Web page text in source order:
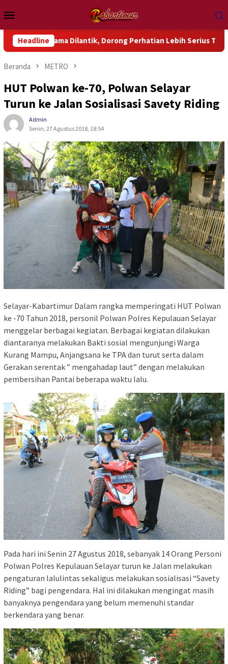
ke
kontenMobile
Headline
Dilantik, Dorong Perhatian Lebih Serius Terhadap Isu Aktual
Beranda METRO
HUT Polwan ke-70, Polwan Selayar
Turun ke Jalan Sosialisasi Savety Riding
Admin
Senin, 27 Agustus 2018, 18:54
Selayar-Kabartimur Dalam rangka memperingati HUT Polwan
ke -70 Tahun 2018, personil Polwan Polres Kepulauan Selayar
menggelar berbagai kegiatan. Berbagai kegiatan dilakukan
diantaranya melakukan Bakti sosial mengunjungi Warga
Kurang Mampu, Anjangsana ke TPA dan turut serta dalam
Gerakan serentak ” mengahadap laut” dengan melakukan
pembersihan Pantai beberapa waktu lalu.
Pada hari ini Senin 27 Agustus 2018, sebanyak 14 Orang Personi
Polwan Polres Kepulauan Selayar turun ke Jalan melakukan
pengaturan lalulintas sekaligus melakukan sosialisasi “Savety
Riding” bagi pengendara. Hal ini dilakukan mengingat masih
banyaknya pengendara yang belum memenuhi standar
berkendara yang benar.